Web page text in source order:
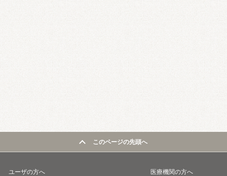
このページの先頭へ
ユーザの方へ 医療機関の方へ